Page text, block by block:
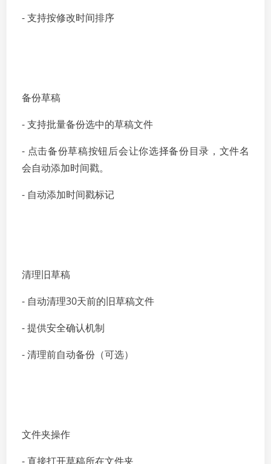
- 支持按修改时间排序
备份草稿
- 支持批量备份选中的草稿文件
- 点击备份草稿按钮后会让你选择备份目录，文件名
会自动添加时间戳。
- 自动添加时间戳标记
清理旧草稿
- 自动清理30天前的旧草稿文件
- 提供安全确认机制
- 清理前自动备份（可选）
文件夹操作
- 直接打开草稿所在文件夹